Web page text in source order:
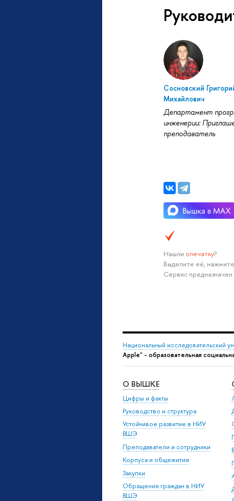
Сосновский
Михайлович
Департамент
инженерии:
преподаватель
Нашли опечатку?
Выделите её,
Сервис
Национальный исследовательский
Apple" - образовательная
О ВЫШКЕ
Цифры и факты
Руководство и структура
Устойчивое развитие в НИУ
ВШЭ
Преподаватели и сотрудники
Корпуса и общежития
Закупки
Обращения граждан в НИУ
ВШЭ